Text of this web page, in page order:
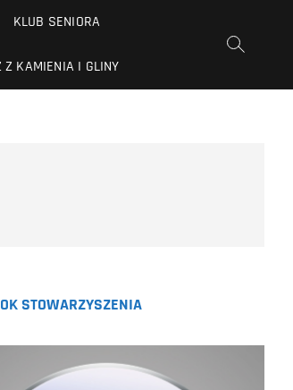
KLUB SENIORA
Z KAMIENIA I GLINY
STOWARZYSZENIA